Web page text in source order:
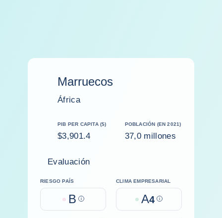
Marruecos
África
PIB PER CAPITA ($)
$3,901.4
POBLACIÓN (EN 2021)
37,0 millones
Evaluación
RIESGO PAÍS
B Help
CLIMA EMPRESARIAL
A4 Help